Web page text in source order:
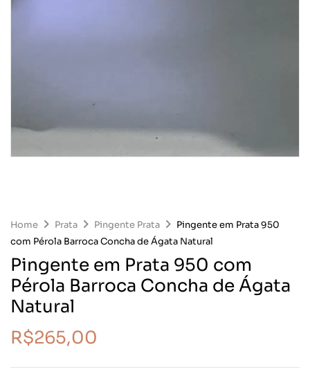
Home Prata Pingente Prata
Pingente em Prata 950
com Pérola Barroca Concha de Ágata Natural
Pingente em Prata 950 com
Pérola Barroca Concha de Ágata
Natural
R$265,00